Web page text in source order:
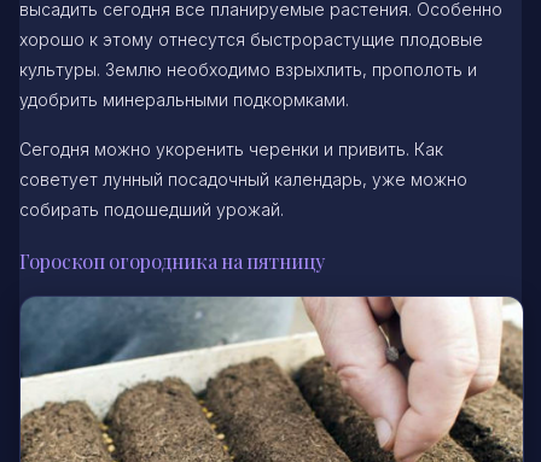
высадить сегодня все планируемые растения. Особенно
хорошо к этому отнесутся быстрорастущие плодовые
культуры. Землю необходимо взрыхлить, прополоть и
удобрить минеральными подкормками.
Сегодня можно укоренить черенки и привить. Как
советует лунный посадочный календарь, уже можно
собирать подошедший урожай.
Гороскоп огородника на пятницу